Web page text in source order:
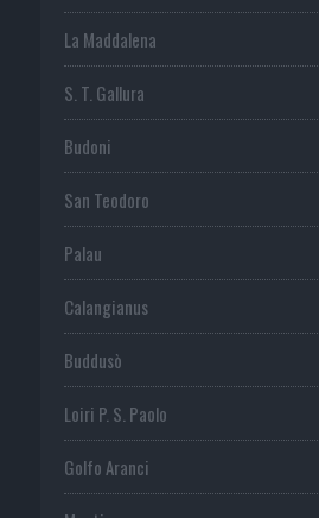
La Maddalena
S. T. Gallura
Budoni
San Teodoro
Palau
Calangianus
Buddusò
Loiri P. S. Paolo
Golfo Aranci